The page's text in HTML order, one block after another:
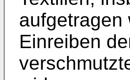
aufgetragen
Einreiben